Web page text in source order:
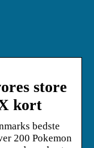
store
kort
bedste
200 Pokemon